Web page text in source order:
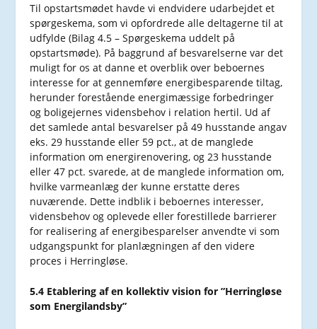
Til opstartsmødet havde vi endvidere udarbejdet et
spørgeskema, som vi opfordrede alle deltagerne til at
udfylde (Bilag 4.5 – Spørgeskema uddelt på
opstartsmøde). På baggrund af besvarelserne var det
muligt for os at danne et overblik over beboernes
interesse for at gennemføre energibesparende tiltag,
herunder forestående energimæssige forbedringer
og boligejernes vidensbehov i relation hertil. Ud af
det samlede antal besvarelser på 49 husstande angav
eks. 29 husstande eller 59 pct., at de manglede
information om energirenovering, og 23 husstande
eller 47 pct. svarede, at de manglede information om,
hvilke varmeanlæg der kunne erstatte deres
nuværende. Dette indblik i beboernes interesser,
vidensbehov og oplevede eller forestillede barrierer
for realisering af energibesparelser anvendte vi som
udgangspunkt for planlægningen af den videre
proces i Herringløse.
5.4 Etablering af en kollektiv vision for ”Herringløse
som Energilandsby”